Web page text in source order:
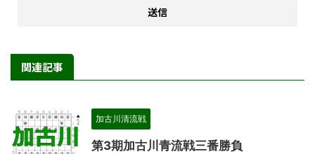
関連記事
加古川清流戦
第3期加古川青流戦三番勝負